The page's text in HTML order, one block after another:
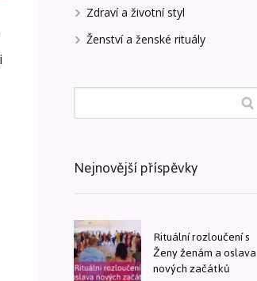
Zdraví a životní styl
Ženství a ženské rituály
Nejnovější příspěvky
Rituální rozloučení s
Ženy ženám a oslava
nových začátků